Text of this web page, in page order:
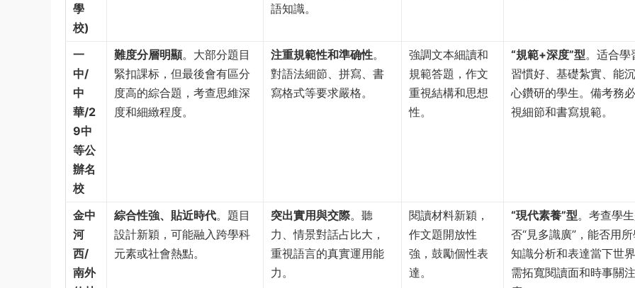
學
校)
語知識。
一
中/
中
華/2
9中
等公
辦名
校
難度分層明顯。大部分題目
緊扣課标，但最後會有區分
度高的綜合題，考查思維深
度和細緻程度。
注重規範性和準确性。
對語法細節、拼寫、書
寫格式等要求嚴格。
強調文本細讀和
規範答題，作文
重視結構和思想
性。
“規範+深度”型。适合學
習慣好、基礎紮實、能
心鑽研的學生。備考務
視細節和書寫規範。
金中
河
西/
南外
綜合性強、貼近時代。題目
設計新穎，可能融入跨學科
元素或社會熱點。
突出實用與交際。聽
力、情景對話占比大，
重視語言的真實運用能
力。
閱讀材料新穎，
作文題開放性
強，鼓勵個性表
達。
“現代素養”型。考查學
否“見多識廣”，能否用所
知識分析和表達當下世界
需拓寬閱讀面和時事關注